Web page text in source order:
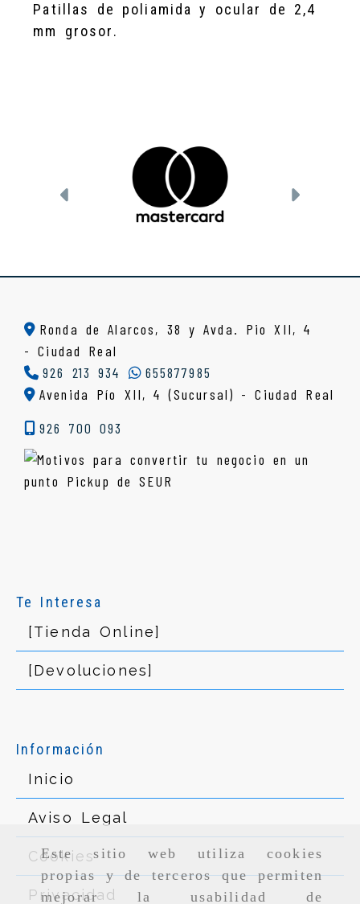
Este sitio web utiliza cookies
propias y de terceros que permiten
mejorar la usabilidad de
Patillas de poliamida y ocular de 2,4
mm grosor.
Anterior
Ronda de Alarcos, 38 y Avda. Pio XII, 4
-Ciudad Real
926 213 934
655877985
Avenida Pío XII, 4 (Sucursal) - Ciudad Real
926 700 093
Te Interesa
[Tienda Online]
[Devoluciones]
Información
Inicio
Aviso Legal
Cookies
Privacidad